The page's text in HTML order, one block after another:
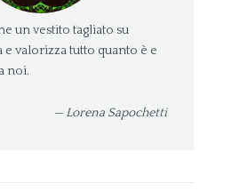
un vestito tagliato su
e valorizza tutto quanto è e
noi.
— Lorena Sapochetti